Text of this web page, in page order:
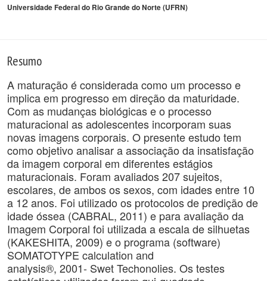
Universidade Federal do Rio Grande do Norte (UFRN)
Resumo
A maturação é considerada como um processo e
implica em progresso em direção da maturidade.
Com as mudanças biológicas e o processo
maturacional as adolescentes incorporam suas
novas imagens corporais. O presente estudo tem
como objetivo analisar a associação da insatisfação
da imagem corporal em diferentes estágios
maturacionais. Foram avaliados 207 sujeitos,
escolares, de ambos os sexos, com idades entre 10
a 12 anos. Foi utilizado os protocolos de predição de
idade óssea (CABRAL, 2011) e para avaliação da
Imagem Corporal foi utilizada a escala de silhuetas
(KAKESHITA, 2009) e o programa (software)
SOMATOTYPE calculation and
analysis®, 2001- Swet Techonolies. Os testes